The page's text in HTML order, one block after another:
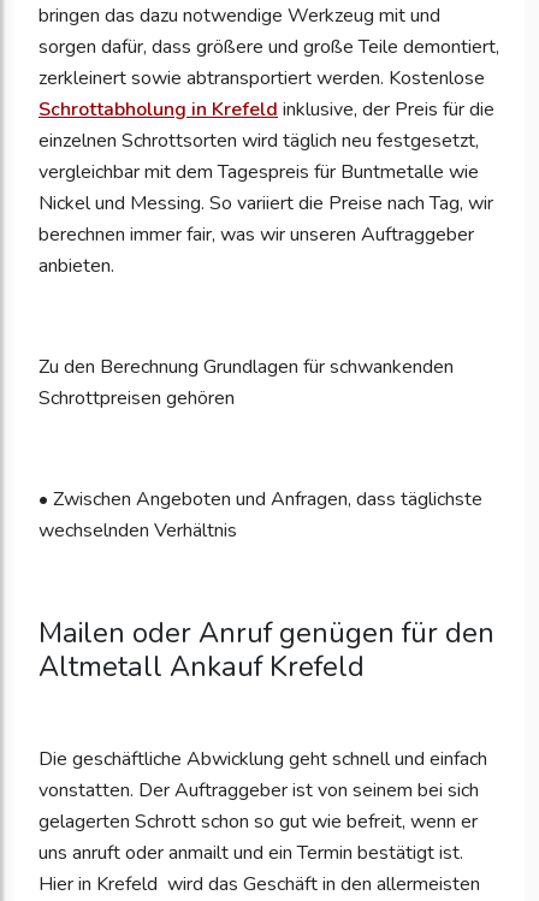
bringen das dazu notwendige Werkzeug mit und
sorgen dafür, dass größere und große Teile demontiert,
zerkleinert sowie abtransportiert werden. Kostenlose
Schrottabholung in Krefeld inklusive, der Preis für die
einzelnen Schrottsorten wird täglich neu festgesetzt,
vergleichbar mit dem Tagespreis für Buntmetalle wie
Nickel und Messing. So variiert die Preise nach Tag, wir
berechnen immer fair, was wir unseren Auftraggeber
anbieten.
Zu den Berechnung Grundlagen für schwankenden
Schrottpreisen gehören
• Zwischen Angeboten und Anfragen, dass täglichste
wechselnden Verhältnis
Mailen oder Anruf genügen für den
Altmetall Ankauf Krefeld
Die geschäftliche Abwicklung geht schnell und einfach
vonstatten. Der Auftraggeber ist von seinem bei sich
gelagerten Schrott schon so gut wie befreit, wenn er
uns anruft oder anmailt und ein Termin bestätigt ist.
Hier in Krefeld wird das Geschäft in den allermeisten